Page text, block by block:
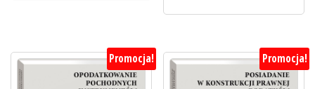
Promocja! Promocja!